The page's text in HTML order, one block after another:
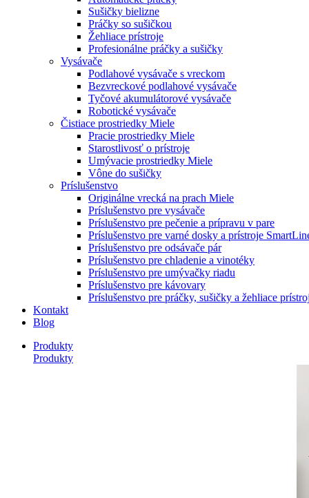
Sušičky bielizne
Práčky so sušičkou
Žehliace prístroje
Profesionálne práčky a sušičky
Vysávače
Podlahové vysávače s vreckom
Bezvreckové podlahové vysávače
Tyčové akumulátorové vysávače
Robotické vysávače
Čistiace prostriedky Miele
Pracie prostriedky Miele
Starostlivosť o prístroje
Umývacie prostriedky Miele
Vône do sušičky
Príslušenstvo
Originálne vrecká na prach Miele
Príslušenstvo pre vysávače
Príslušenstvo pre pečenie a prípravu v pare
Príslušenstvo pre varné dosky a prístroje
Príslušenstvo pre odsávače pár
Príslušenstvo pre chladenie a vinotéky
Príslušenstvo pre umývačky riadu
Príslušenstvo pre kávovary
Príslušenstvo pre práčky, sušičky a žehliace
Kontakt
Blog
Produkty
Produkty